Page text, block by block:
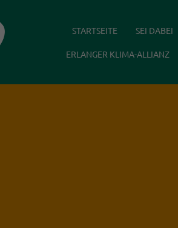
STARTSEITE SEI DABEI
ERLANGER KLIMA-ALLIANZ